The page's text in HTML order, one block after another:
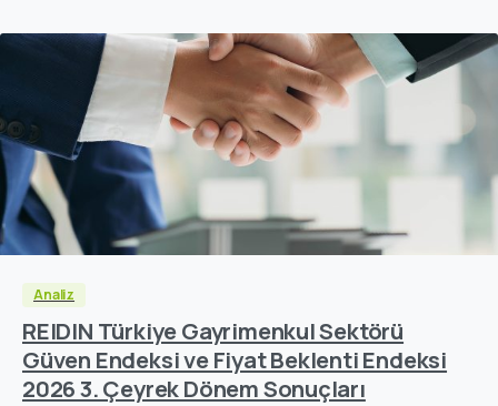
Analiz
REIDIN Türkiye Gayrimenkul Sektörü
Güven Endeksi ve Fiyat Beklenti Endeksi
2026 3. Çeyrek Dönem Sonuçları